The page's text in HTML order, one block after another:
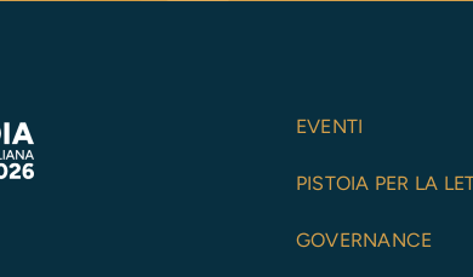
EVENTI
PISTOIA PER LA
GOVERNANCE